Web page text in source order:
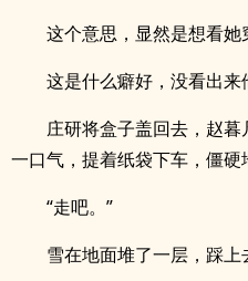
这个意思，显然是想看她
这是什么癖好，没看出来
庄研将盒子盖回去，赵
一口气，提着纸袋下车，僵硬
“走吧。”
雪在地面堆了一层，踩上